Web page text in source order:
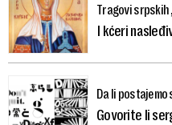
Tragovi srpskih
I kćeri
Da li
Govorite li